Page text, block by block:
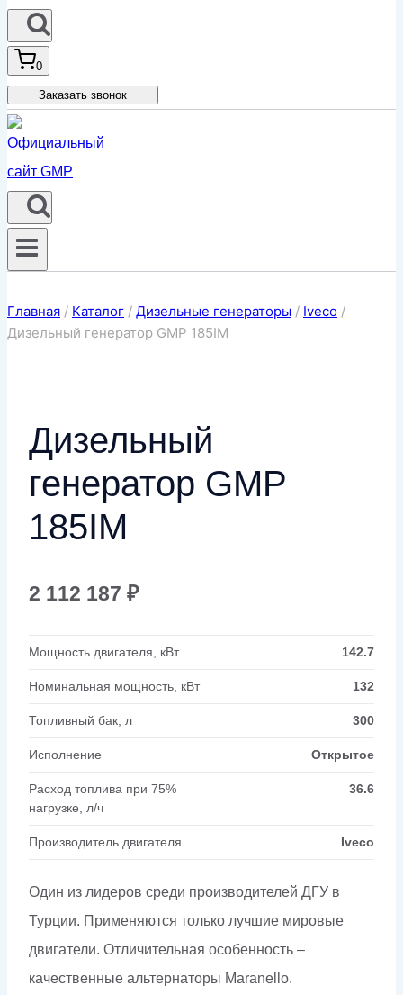
0
Заказать звонок
Главная / Каталог / Дизельные генераторы / Iveco /
Дизельный генератор GMP 185IM
Дизельный
генератор GMP
185IM
2 112 187 ₽
Мощность двигателя, кВт 142.7
Номинальная мощность, кВт 132
Топливный бак, л 300
Исполнение Открытое
Расход топлива при 75%
нагрузке, л/ч
36.6
Производитель двигателя Iveco
Один из лидеров среди производителей ДГУ в
Турции. Применяются только лучшие мировые
двигатели. Отличительная особенность –
качественные альтернаторы Maranello.